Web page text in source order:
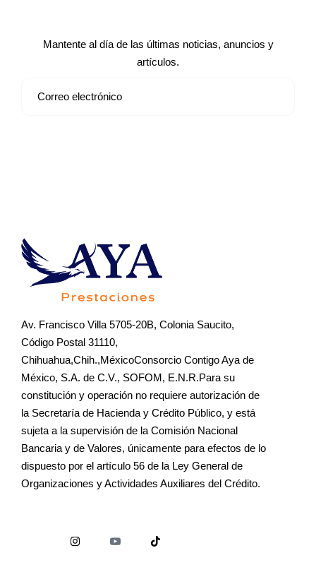
Mantente al día de las últimas noticias, anuncios y
artículos.
Av. Francisco Villa 5705-20B, Colonia Saucito,
Código Postal 31110,
Chihuahua,Chih.,MéxicoConsorcio Contigo Aya de
México, S.A. de C.V., SOFOM, E.N.R.Para su
constitución y operación no requiere autorización de
la Secretaría de Hacienda y Crédito Público, y está
sujeta a la supervisión de la Comisión Nacional
Bancaria y de Valores, únicamente para efectos de lo
dispuesto por el artículo 56 de la Ley General de
Organizaciones y Actividades Auxiliares del Crédito.